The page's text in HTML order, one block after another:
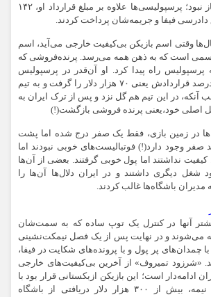
رافائل فقط کسر امتیاز نبود؛ پرسپولیسی‌ها علاوه بر مبلغ قرارداد او، ۱۴۲
دادرسی فیفا و جریمه‌شان پرداخت کردند.
وقتی اسم بازیکن بی‌کیفیت خارجی می‌آید، اسم
است که به ذهن همه می‌رسد. پرنده‌فروشی که
پرسپولیس راه پیدا کرد. او آن‌قدر در پرسپولیس
ضعیف کار کرد که ۳۵ درصد قراردادش یعنی ۷۰ هزار دلار را گرفت و به تیم
آنکه، در این تیم هم گل نزد و پس از ترک ایران به
اصلی خود،یعنی پرنده فروشی بازگشت(!)
آن‌ها در زمین بازی، فقط یک صفر درج شده اما پشت
صفر وجود دارد(!) فوتبالیست‌های خوبی نبودند اما
نداشتند اما پول خوبی گرفتند. بعضی از آن‌ها
دیگری داشتند و در ایران دلال‌ها آن‌ها را
مدیران باشگاه‌ها غالب کردند.
آنها در کنترل یک توپ ساده که به سمت‌شان
می‌شوند و در نهایت پس از یک فصل نیمکت‌نشینی
چمدان‌های پر پول و با پرونده‌های شکایت در فیفا،
«شرزود تمیروف» از آخرین بی‌کیفیت‌های خارجی
ادامه‌دار است؛ این بازیکن ازبکستانی قرار بود با
قراردادی یک سال و نیمه، بیش از ۳۰۰ هزار دلار دریافتی از باشگاه